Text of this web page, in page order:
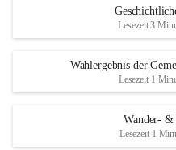
Lesezeit 3
Wahlergebnis der
Lesezeit 1
Wander- &
Lesezeit 1